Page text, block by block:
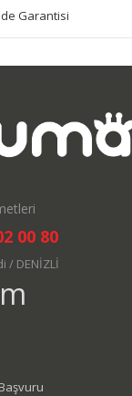
Garantisi
00 80
/ DENİZLİ